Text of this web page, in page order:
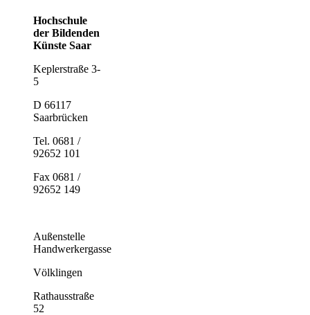
Hochschule
der Bildenden
Künste Saar
Keplerstraße 3-
5
D 66117
Saarbrücken
Tel. 0681 /
92652 101
Fax 0681 /
92652 149
Außenstelle
Handwerkergasse
Völklingen
Rathausstraße
52